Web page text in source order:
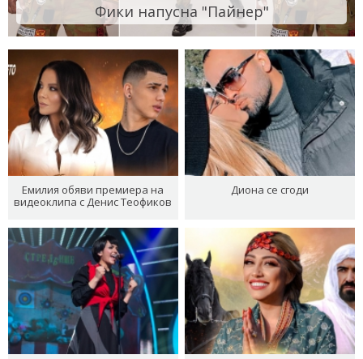
Фики напусна "Пайнер"
Емилия обяви премиера на
видеоклипа с Денис Теофиков
Диона се сгоди